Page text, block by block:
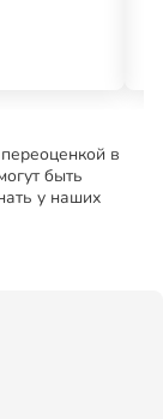
в
быть
у наших